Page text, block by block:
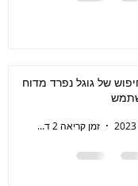
של גוגל נפרד מדוח
זמן קריאה 2 דקות